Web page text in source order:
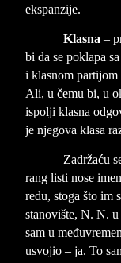
ekspanzije.
Klasna –
bi da se poklapa
i klasnom partijom
Ali, u čemu bi, u
ispolji klasna
je njegova klasa
Zadržaću
rang listi nose
redu, stoga što im
stanovište, N. N.
sam u
usvojio – ja. To